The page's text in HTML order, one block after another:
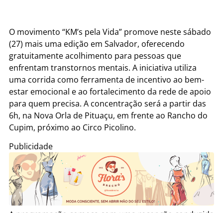
O movimento “KM’s pela Vida” promove neste sábado
(27) mais uma edição em Salvador, oferecendo
gratuitamente acolhimento para pessoas que
enfrentam transtornos mentais. A iniciativa utiliza
uma corrida como ferramenta de incentivo ao bem-
estar emocional e ao fortalecimento da rede de apoio
para quem precisa. A concentração será a partir das
6h, na Nova Orla de Pituaçu, em frente ao Rancho do
Cupim, próximo ao Circo Picolino.
Publicidade